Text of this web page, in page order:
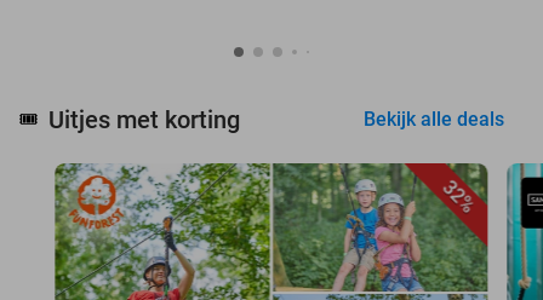
🎟️ Uitjes met korting Bekijk alle deals
32%